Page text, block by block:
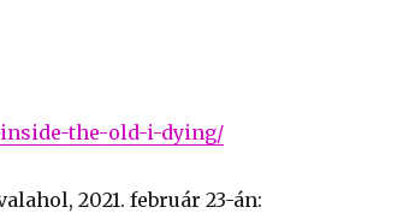
the-old-i-dying/
2021. február 23-án: